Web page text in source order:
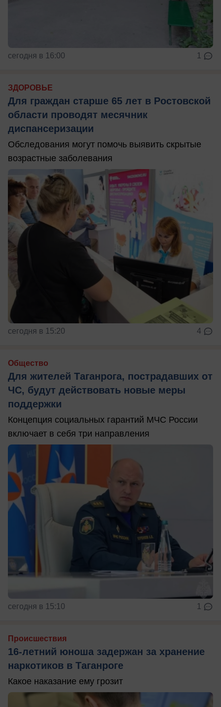
сегодня в 16:00 1
ЗДОРОВЬЕ
Для граждан старше 65 лет в Ростовской
области проводят месячник
диспансеризации
Обследования могут помочь выявить скрытые
возрастные заболевания
сегодня в 15:20 4
Общество
Для жителей Таганрога, пострадавших от
ЧС, будут действовать новые меры
поддержки
Концепция социальных гарантий МЧС России
включает в себя три направления
сегодня в 15:10 1
Происшествия
16-летний юноша задержан за хранение
наркотиков в Таганроге
Какое наказание ему грозит